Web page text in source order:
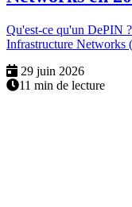
Qu'est-ce qu'un DePIN
Infrastructure Networks
29 juin 2026
11 min de lecture